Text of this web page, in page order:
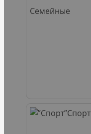
Семейные
Спорт